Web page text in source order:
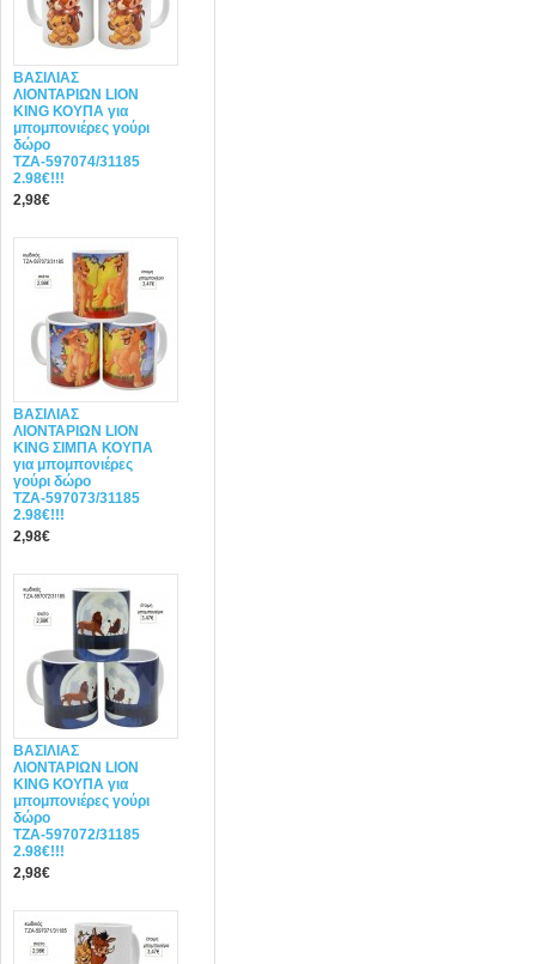
ΒΑΣΙΛΙΑΣ
ΛΙΟΝΤΑΡΙΩΝ LION
KING ΚΟΥΠΑ για
μπομπονιέρες γούρι
δώρο
ΤΖΑ-597074/31185
2.98€!!!
2,98€
ΒΑΣΙΛΙΑΣ
ΛΙΟΝΤΑΡΙΩΝ LION
KING ΣΙΜΠΑ ΚΟΥΠΑ
για μπομπονιέρες
γούρι δώρο
ΤΖΑ-597073/31185
2.98€!!!
2,98€
ΒΑΣΙΛΙΑΣ
ΛΙΟΝΤΑΡΙΩΝ LION
KING ΚΟΥΠΑ για
μπομπονιέρες γούρι
δώρο
ΤΖΑ-597072/31185
2.98€!!!
2,98€